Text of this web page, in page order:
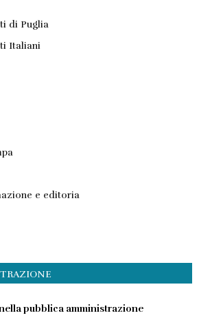
di Puglia
Italiani
e editoria
pubblica amministrazione